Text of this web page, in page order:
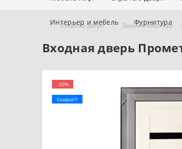
Интерьер и мебель Фурнитура
Входные двери Двери в квартиру
Входная дверь
-20%
Скидка!!!